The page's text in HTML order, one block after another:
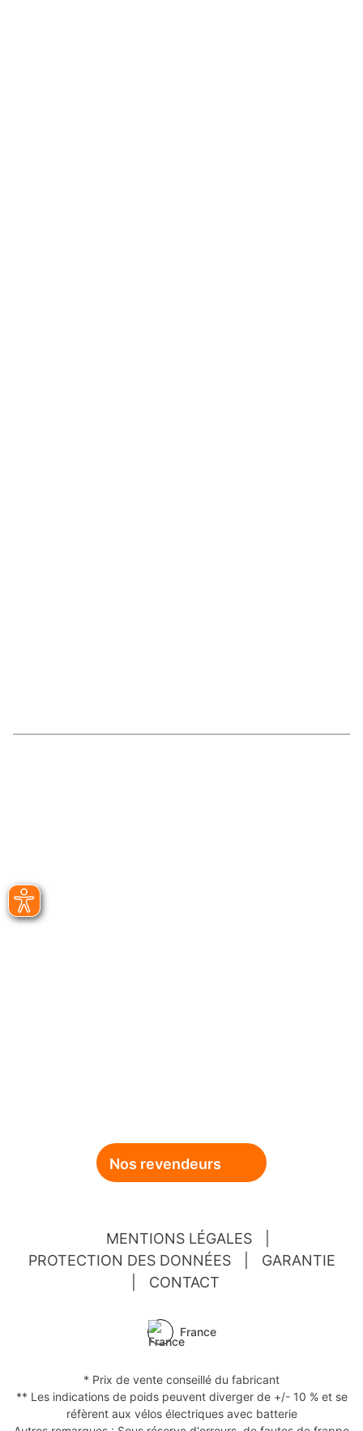
Nos revendeurs
MENTIONS LÉGALES
PROTECTION DES DONNÉES
GARANTIE
CONTACT
France
* Prix de vente conseillé du fabricant
** Les indications de poids peuvent diverger de +/- 10 % et se
réfèrent aux vélos électriques avec batterie